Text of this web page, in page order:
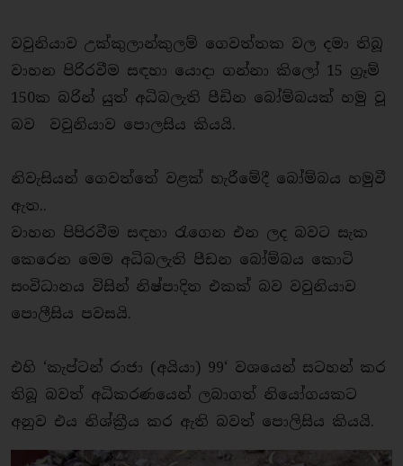
වවුනියාව උක්කුලාන්කුලම් ගෙවත්තක වල දමා තිබූ
වාහන පිරිරවීම සඳහා යොදා ගන්නා කිලෝ 15 ග්‍රෑම්
150ක බරින් යුත් අධිබලැති පීඩින බෝම්බයක් හමු වූ
බව වවුනියාව පොලසිය කියයි.
නිවැසියන් ගෙවත්තේ වළක් හැරීමේදී බෝම්බය හමුවී
ඇත..
වාහන පිපිරවීම සඳහා රැගෙන එන ලද බවට සැක
කෙරෙන මෙම අධිබලැති පීඩන බෝම්බය කොටි
සංවිධානය විසින් නිෂ්පාදිත එකක් බව වවුනියාව
පොලීසිය පවසයි.
එහි ‘කැප්ටන් රාජා (අයියා) 99‘ වශයෙන් සටහන් කර
තිබූ බවත් අධිකරණයෙන් ලබාගත් නියෝගයකට
අනුව එය නිශ්ක්‍රීය කර ඇති බවත් පොලිසිය කියයි.